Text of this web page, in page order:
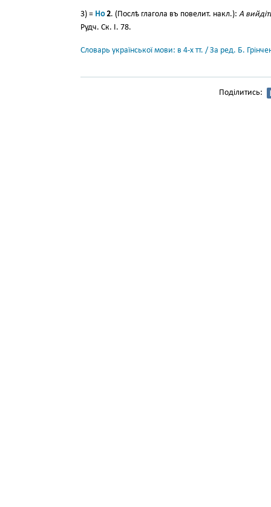
3) = Но2. (Послѣ глагола въ повелит. накл.): А
Рудч. Ск. І. 78.
Словарь української мови: в 4-х тт. / За ред. Б.
Поділитись: